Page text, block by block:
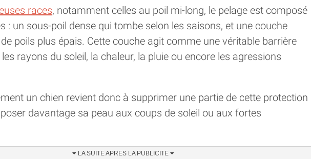
races, notamment celles au poil mi-long, le pelage est composé
: un sous-poil dense qui tombe selon les saisons, et une couche
poils plus épais. Cette couche agit comme une véritable barrière
rayons du soleil, la chaleur, la pluie ou encore les agressions
un chien revient donc à supprimer une partie de cette protection
davantage sa peau aux coups de soleil ou aux fortes